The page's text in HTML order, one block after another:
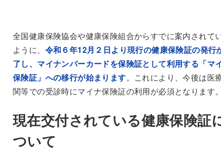
全国健康保険協会や健康保険組合からすでに案内されて
ように、 令和６年12月２日より現行の健康保険証の発行
了し、マイナンバーカードを保険証として利用する「マ
保険証」への移行が始まります。これにより、今後は医
関等での受診時にマイナ保険証の利用が必須となります
現在交付されている健康保険証
ついて